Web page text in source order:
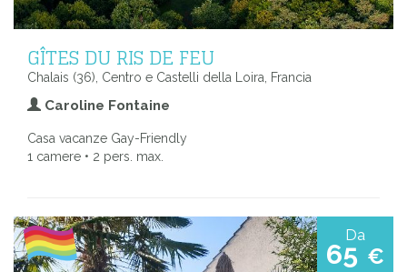
GÎTES DU RIS DE FEU
Chalais (36), Centro e Castelli della Loira, Francia
Caroline Fontaine
Casa vacanze Gay-Friendly
1 camere • 2 pers. max.
Da
65 €